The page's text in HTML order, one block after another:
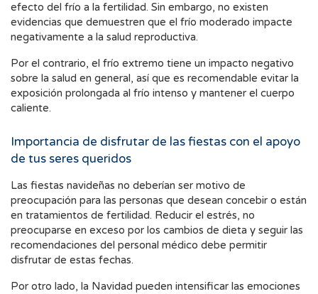
efecto del frío a la fertilidad. Sin embargo, no existen
evidencias que demuestren que el frío moderado impacte
negativamente a la salud reproductiva.
Por el contrario, el frío extremo tiene un impacto negativo
sobre la salud en general, así que es recomendable evitar la
exposición prolongada al frío intenso y mantener el cuerpo
caliente.
Importancia de disfrutar de las fiestas con el apoyo
de tus seres queridos
Las fiestas navideñas no deberían ser motivo de
preocupación para las personas que desean concebir o están
en tratamientos de fertilidad. Reducir el estrés, no
preocuparse en exceso por los cambios de dieta y seguir las
recomendaciones del personal médico debe permitir
disfrutar de estas fechas.
Por otro lado, la Navidad pueden intensificar las emociones